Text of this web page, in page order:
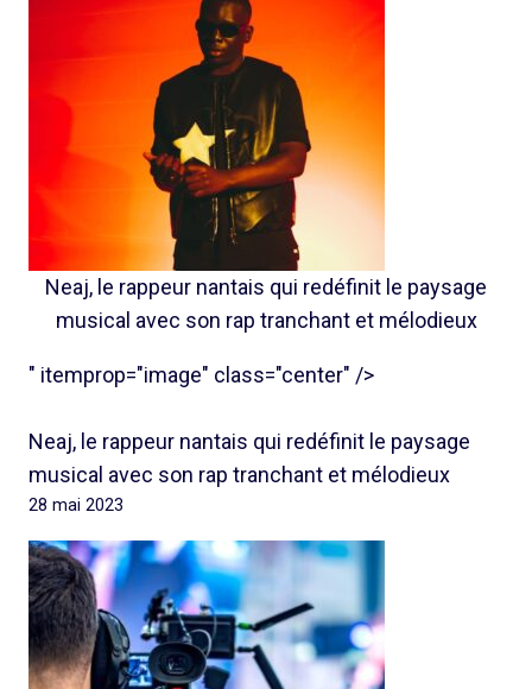
Neaj, le rappeur nantais qui redéfinit le paysage
musical avec son rap tranchant et mélodieux
" itemprop="image" class="center" />
Neaj, le rappeur nantais qui redéfinit le paysage
musical avec son rap tranchant et mélodieux
28 mai 2023